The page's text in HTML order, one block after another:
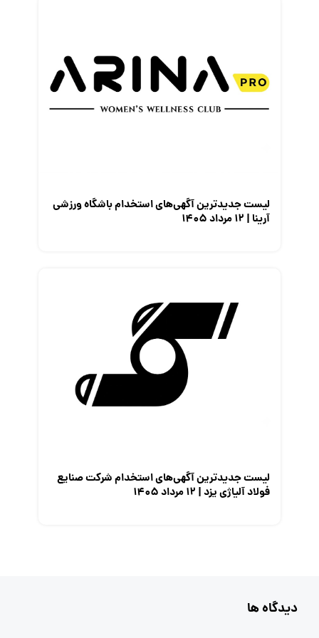
لیست جدیدترین آگهی‌های استخدام باشگاه ورزشی
آرینا | ۱۲ مرداد ۱۴۰۵
لیست جدیدترین آگهی‌های استخدام شرکت صنایع
فولاد آلیاژی یزد | ۱۲ مرداد ۱۴۰۵
دیدگاه ها